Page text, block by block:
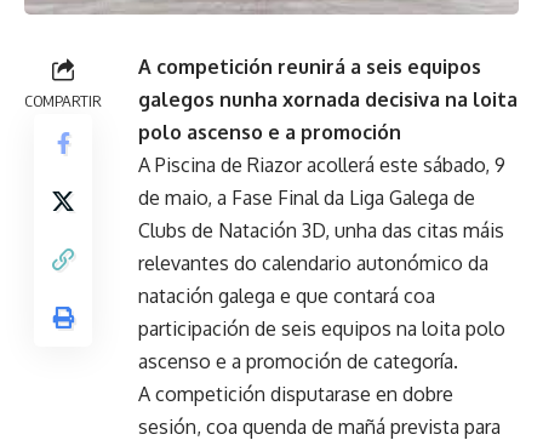
COMPARTIR
A competición reunirá a seis equipos
galegos nunha xornada decisiva na loita
polo ascenso e a promoción
A Piscina de Riazor acollerá este sábado, 9
de maio, a Fase Final da Liga Galega de
Clubs de Natación 3D, unha das citas máis
relevantes do calendario autonómico da
natación galega e que contará coa
participación de seis equipos na loita polo
ascenso e a promoción de categoría.
A competición disputarase en dobre
sesión, coa quenda de mañá prevista para